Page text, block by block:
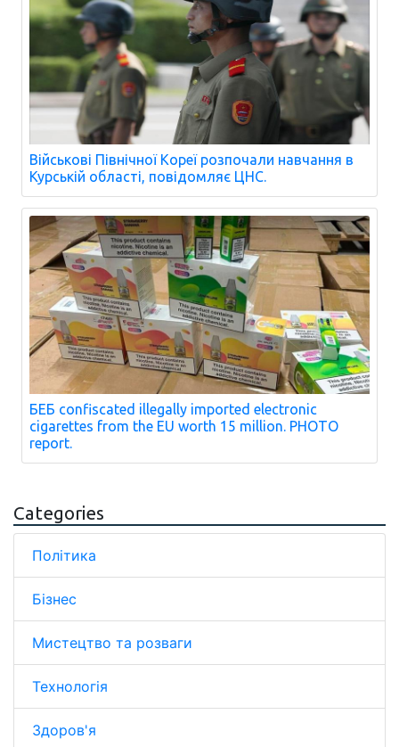
Військові Північної Кореї розпочали навчання в
Курській області, повідомляє ЦНС.
БЕБ confiscated illegally imported electronic
cigarettes from the EU worth 15 million. PHOTO
report.
Categories
Політика
Бізнес
Мистецтво та розваги
Технологія
Здоров'я